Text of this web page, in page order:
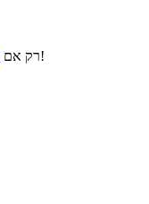
רק אםלא עזר לכם, אנא דווחו על שגיאה!